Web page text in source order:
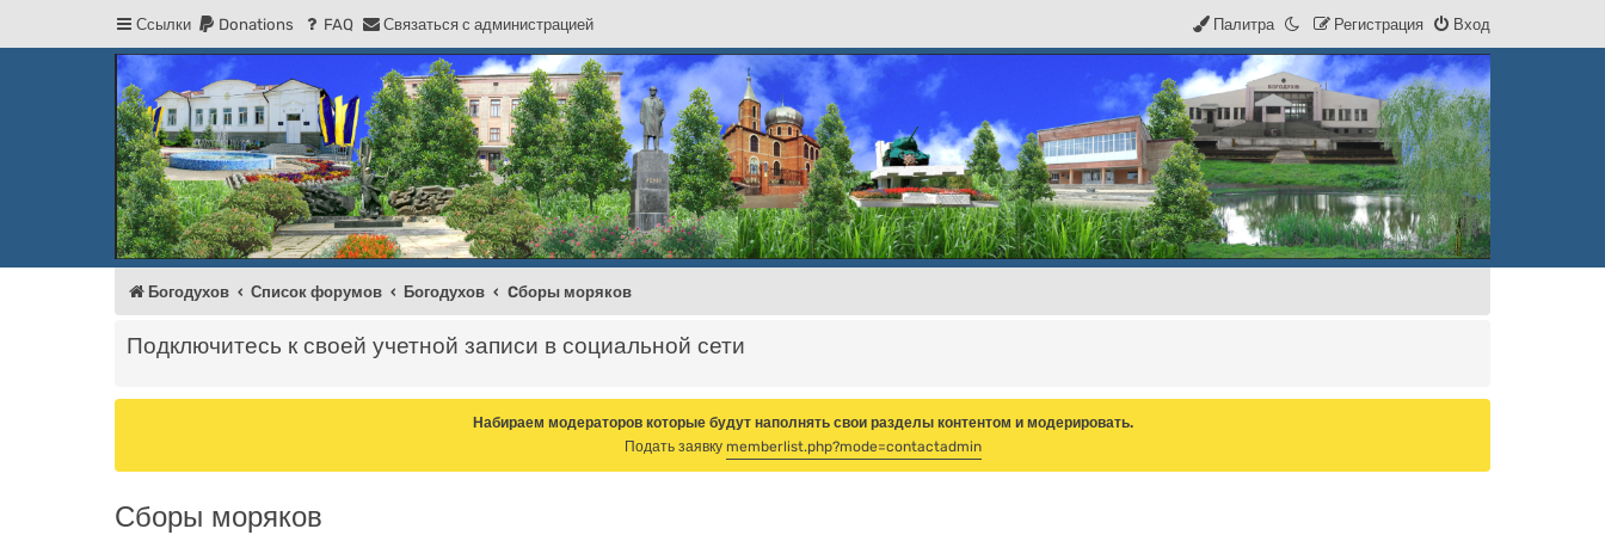
Ссылки Donations FAQ Связаться с администрацией Вход
Регистрация
Палитра
Регистрация
Форум Богодухова
Богодухов
Богодухов Список форумов Богодухов Cборы моряков
Подключитесь к своей учетной записи в социальной сети
Набираем модераторов которые будут наполнять свои разделы контентом и модерировать.
Подать заявку memberlist.php?mode=contactadmin
Cборы моряков